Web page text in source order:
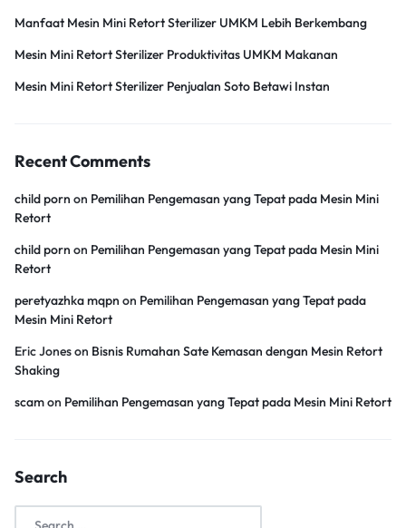
Manfaat Mesin Mini Retort Sterilizer UMKM Lebih Berkembang
Mesin Mini Retort Sterilizer Produktivitas UMKM Makanan
Mesin Mini Retort Sterilizer Penjualan Soto Betawi Instan
Recent Comments
child porn on Pemilihan Pengemasan yang Tepat pada Mesin Mini
Retort
child porn on Pemilihan Pengemasan yang Tepat pada Mesin Mini
Retort
peretyazhka mqpn on Pemilihan Pengemasan yang Tepat pada
Mesin Mini Retort
Eric Joneson Bisnis Rumahan Sate Kemasan dengan Mesin Retort
Shaking
scamon Pemilihan Pengemasan yang Tepat pada Mesin Mini Retort
Search